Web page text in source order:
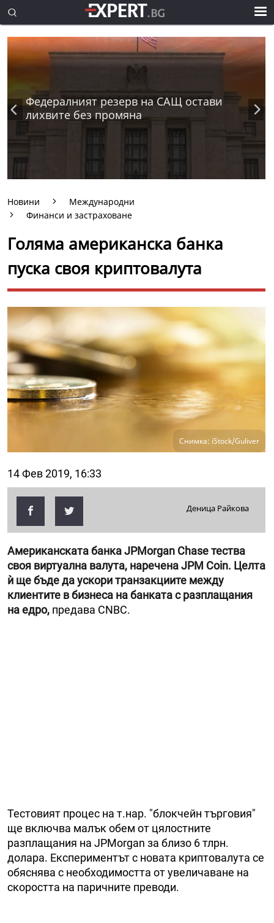
Федералният резерв на САЩ остави
лихвите без промяна
Новини
Международни
Финанси и застраховане
Голяма американска банка
пуска своя криптовалута
Снимка: iStock/Guliver
14 Фев 2019, 16:33
Деница Райкова
Американската банка JPMorgan Chase тества
своя виртуална валута, наречена JPM Coin. Целта
ѝ ще бъде да ускори транзакциите между
клиентите в бизнеса на банката с разплащания
на едро, предава CNBC.
Тестовият процес на т.нар. "блокчейн търговия"
ще включва малък обем от цялостните
разплащания на JPMorgan за близо 6 тлрн.
долара. Експериментът с новата криптовалута се
обяснява с необходимостта от увеличаване на
скоростта на паричните преводи.